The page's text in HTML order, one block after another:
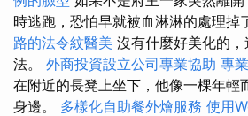
時逃跑，恐怕早就被血淋淋的處理掉
路的法令紋醫美 沒有什麼好美化的
法。 外商投資設立公司專業協助 專
在附近的長凳上坐下，他像一棵年輕
身邊。 多樣化自助餐外燴服務 使用